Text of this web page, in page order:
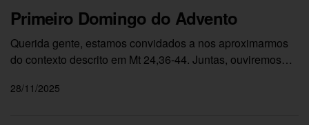
Primeiro Domingo do Advento
Querida gente, estamos convidados a nos aproximarmos
do contexto descrito em Mt 24,36-44. Juntas, ouviremos…
28/11/2025